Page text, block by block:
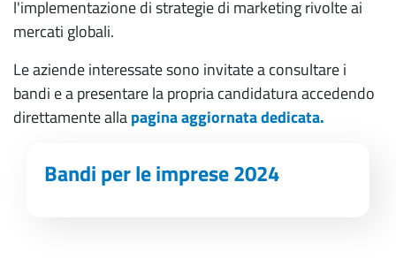
certificata
Albo imprese artigiane
Albi, ruoli e licenze
Attività con requisiti
l'implementazione di strategie di marketing rivolte ai
mercati globali.
Le aziende interessate sono invitate a consultare i
bandi e a presentare la propria candidatura accedendo
direttamente allapagina aggiornata dedicata.
Bandi per le imprese 2024